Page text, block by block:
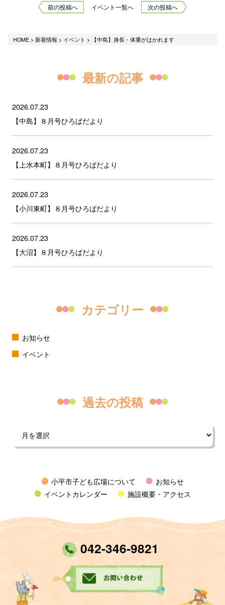
前の投稿へ イベント一覧へ 次の投稿へ
HOME> 新着情報 > イベント > 【中島】身長・体重がはかれます
最新の記事
2026.07.23
【中島】８月号ひろばだより
2026.07.23
【上水本町】８月号ひろばだより
2026.07.23
【小川東町】８月号ひろばだより
2026.07.23
【大沼】８月号ひろばだより
カテゴリー
お知らせ
イベント
過去の投稿
小平市子ども広場について
お知らせ
イベントカレンダー
施設概要・アクセス
042-346-9821